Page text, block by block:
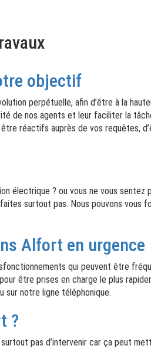
objectif
perpétuelle, afin d’être à la
de nos agents et leur faciliter la
réactifs auprès de vos requêtes,
électrique ? ou vous ne vous
surtout pas. Nous pouvons vous
Alfort en urgence
qui peuvent être
être prises en charge le plus
sur notre ligne téléphonique.
?
pas d’intervenir car ça peut